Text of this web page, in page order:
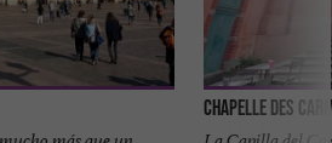
Chapelle des